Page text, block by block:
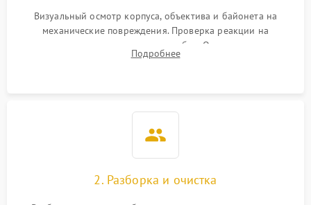
Визуальный осмотр корпуса, объектива и байонета на
механические повреждения. Проверка реакции на
включение, считывание кодов ошибок. Оценка состояния
матрицы и затвора, проверка работы автофокуса и вспышки.
Подробнее
2. Разборка и очистка